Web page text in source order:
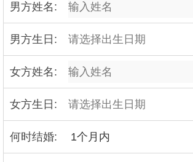
男方姓名:
男方生日:
女方姓名:
女方生日:
何时结婚: